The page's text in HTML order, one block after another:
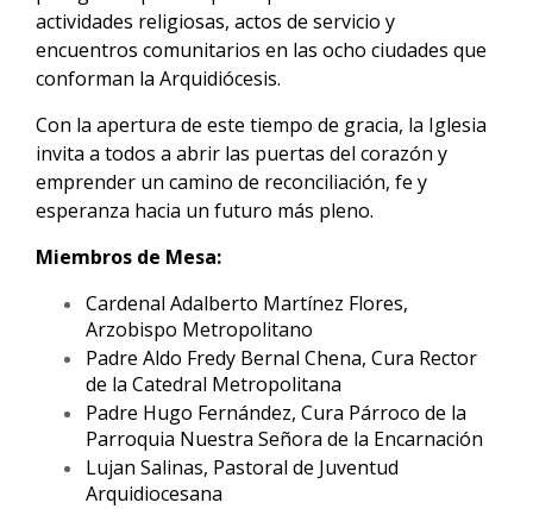
actividades religiosas, actos de servicio y
encuentros comunitarios en las ocho ciudades que
conforman la Arquidiócesis.
Con la apertura de este tiempo de gracia, la Iglesia
invita a todos a abrir las puertas del corazón y
emprender un camino de reconciliación, fe y
esperanza hacia un futuro más pleno.
Miembros de Mesa:
Cardenal Adalberto Martínez Flores,
Arzobispo Metropolitano
Padre Aldo Fredy Bernal Chena, Cura Rector
de la Catedral Metropolitana
Padre Hugo Fernández, Cura Párroco de la
Parroquia Nuestra Señora de la Encarnación
Lujan Salinas, Pastoral de Juventud
Arquidiocesana